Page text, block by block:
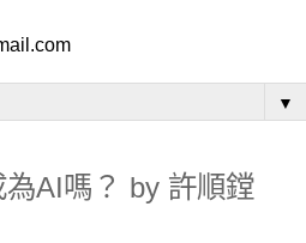
▼
AI嗎？ by 許順鏜